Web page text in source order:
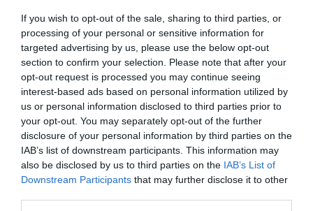
If you wish to opt-out of the sale, sharing to third parties, or
processing of your personal or sensitive information for
targeted advertising by us, please use the below opt-out
section to confirm your selection. Please note that after your
opt-out request is processed you may continue seeing
interest-based ads based on personal information utilized by
us or personal information disclosed to third parties prior to
your opt-out. You may separately opt-out of the further
disclosure of your personal information by third parties on the
IAB’s list of downstream participants. This information may
also be disclosed by us to third parties on the IAB’s List of
Downstream Participants that may further disclose it to other
A leveshez:
1 liter száraz fehérbor
8 tojássárgája
100 g cukor
1 rúd fahéj
20 g reszelt gyömbér
8 szegfűszeg
némi chilipaprika